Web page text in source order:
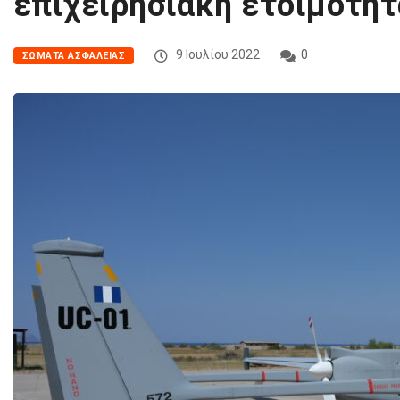
ΣΏΜΑΤΑ ΑΣΦΑΛΕΊΑΣ 9 Ιουλίου 2022 0